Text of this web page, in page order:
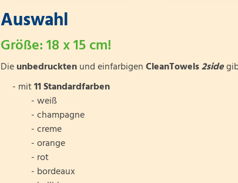
Auswahl
Größe: 18 x 15 cm!
Dieunbedrucktenund einfarbigenCleanTowels2side
- mit11 Standardfarben
- weiß
- champagne
- creme
- orange
- rot
- bordeaux